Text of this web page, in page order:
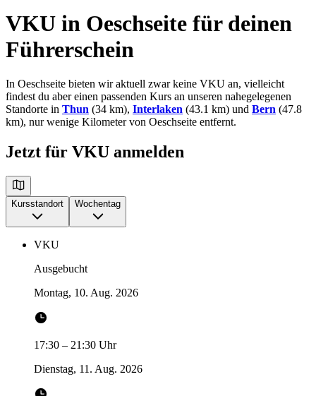
VKU in Oeschseite für deinen
Führerschein
In Oeschseite bieten wir aktuell zwar keine VKU an, vielleicht
findest du aber einen passenden Kurs an unseren nahegelegenen
Standorte in Thun (34 km), Interlaken (43.1 km) und Bern (47.8
km), nur wenige Kilometer von Oeschseite entfernt.
Jetzt für VKU anmelden
Kursstandort Wochentag
VKU
Ausgebucht
Montag, 10. Aug. 2026
17:30 – 21:30 Uhr
Dienstag, 11. Aug. 2026